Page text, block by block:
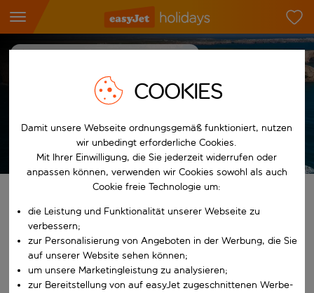
Reiseziel-Hub Portugal Algarve Sagres
Urlaub in Sagres
Urlaub anzeigen
Beginne mit der Eingabe für die automatische
Ab
Nach
COOKIES
Damit unsere Webseite ordnungsgemäß funktioniert, nutzen
wir unbedingt erforderliche Cookies.
Mit Ihrer Einwilligung, die Sie jederzeit widerrufen oder
anpassen können, verwenden wir Cookies sowohl als auch
Cookie freie Technologie um:
die Leistung und Funktionalität unserer Webseite zu
verbessern;
zur Personalisierung von Angeboten in der Werbung, die Sie
auf unserer Website sehen können;
um unsere Marketingleistung zu analysieren;
zur Bereitstellung von auf easyJet zugeschnittenen Werbe-